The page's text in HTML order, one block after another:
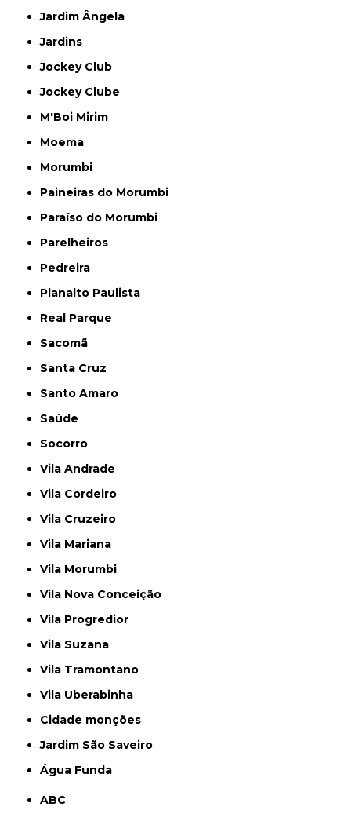
Jardim Ângela
Jardins
Jockey Club
Jockey Clube
M'Boi Mirim
Moema
Morumbi
Paineiras do Morumbi
Paraíso do Morumbi
Parelheiros
Pedreira
Planalto Paulista
Real Parque
Sacomã
Santa Cruz
Santo Amaro
Saúde
Socorro
Vila Andrade
Vila Cordeiro
Vila Cruzeiro
Vila Mariana
Vila Morumbi
Vila Nova Conceição
Vila Progredior
Vila Suzana
Vila Tramontano
Vila Uberabinha
cidade monções
jardim São Saveiro
Água Funda
ABC